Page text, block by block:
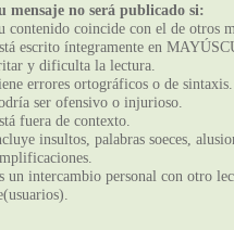
mensaje no será publicado si:
contenido coincide con el de otros
escrito íntegramente en
y dificulta la lectura.
errores ortográficos o de sintaxis.
ser ofensivo o injurioso.
fuera de contexto.
insultos, palabras soeces,
un intercambio personal con otro